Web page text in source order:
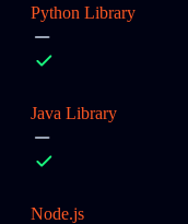
Python Library
Java Library
Node.js